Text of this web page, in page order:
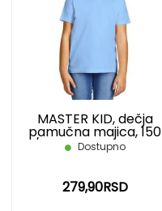
MASTER KID, dečja
pamučna majica, 150
g/m2, svetlo plava, 06
Dostupno
279,90RSD